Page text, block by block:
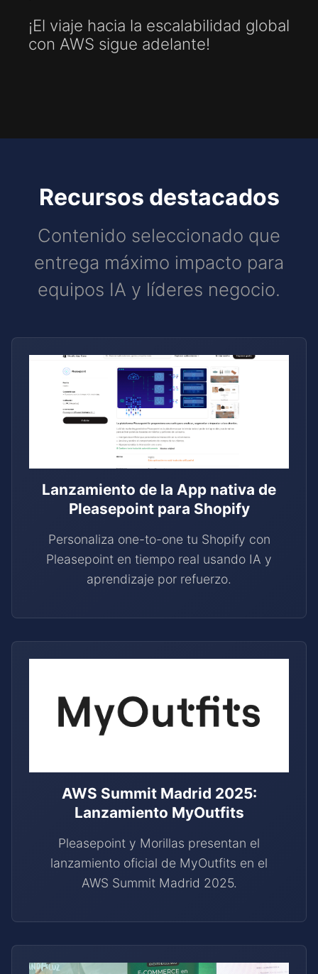
¡El viaje hacia la escalabilidad global
con AWS sigue adelante!
Recursos destacados
Contenido seleccionado que
entrega máximo impacto para
equipos IA y líderes negocio.
Lanzamiento de la App nativa de
Pleasepoint para Shopify
Personaliza one-to-one tu Shopify con
Pleasepoint en tiempo real usando IA y
aprendizaje por refuerzo.
AWS Summit Madrid 2025:
Lanzamiento MyOutfits
Pleasepoint y Morillas presentan el
lanzamiento oficial de MyOutfits en el
AWS Summit Madrid 2025.